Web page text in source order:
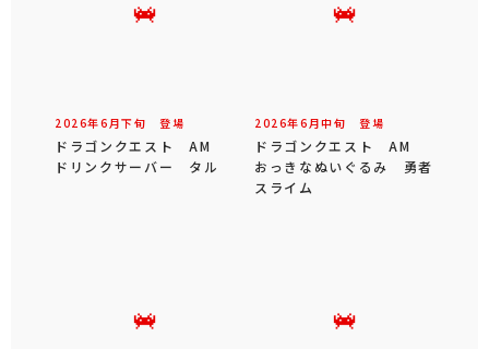
2026年6 月下旬 登場
ドラゴンクエスト AM
ドリンクサーバー タル
2026年6 月中旬 登場
ドラゴンクエスト AM
おっきなぬいぐるみ 勇者
スライム